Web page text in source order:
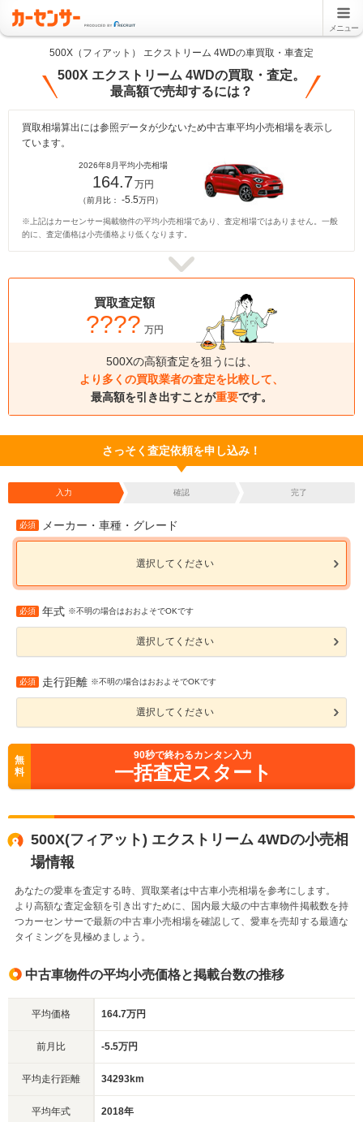
メニュー
500X（フィアット） エクストリーム 4WDの車買取・車査定
500X エクストリーム 4WDの買取・査定。
最高額で売却するには？
買取相場算出には参照データが少ないため中古車平均小売相場を表示し
ています。
2026年8月平均小売相場
164.7万円
（前月比： -5.5万円）
※上記はカーセンサー掲載物件の平均小売相場であり、査定相場ではありません。一般
的に、査定価格は小売価格より低くなります。
買取査定額
???? 万円
500Xの高額査定を狙うには、
より多くの買取業者の査定を比較して、
最高額を引き出すことが重要です。
さっそく査定依頼を申し込み！
入力 確認 完了
必須 メーカー・車種・グレード
選択してください
必須 年式 ※不明の場合はおおよそでOKです
選択してください
必須 走行距離 ※不明の場合はおおよそでOKです
選択してください
無
料
90秒で終わるカンタン入力
一括査定スタート
500X(フィアット) エクストリーム 4WDの小売相
場情報
あなたの愛車を査定する時、買取業者は中古車小売相場を参考にします。
より高額な査定金額を引き出すために、国内最大級の中古車物件掲載数を持
つカーセンサーで最新の中古車小売相場を確認して、愛車を売却する最適な
タイミングを見極めましょう。
中古車物件の平均小売価格と掲載台数の推移
平均価格 164.7万円
前月比 -5.5万円
平均走行距離 34293km
平均年式 2018年